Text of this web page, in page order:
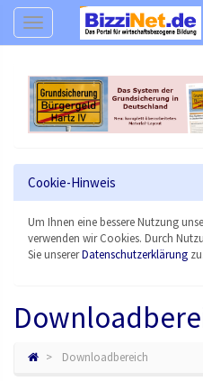
Navigation
Cookie-Hinweis
Um Ihnen eine bessere Nutzung
verwenden wir Cookies. Durch
Sie unsererDatenschutzerklärung zu.
Downloadbereich